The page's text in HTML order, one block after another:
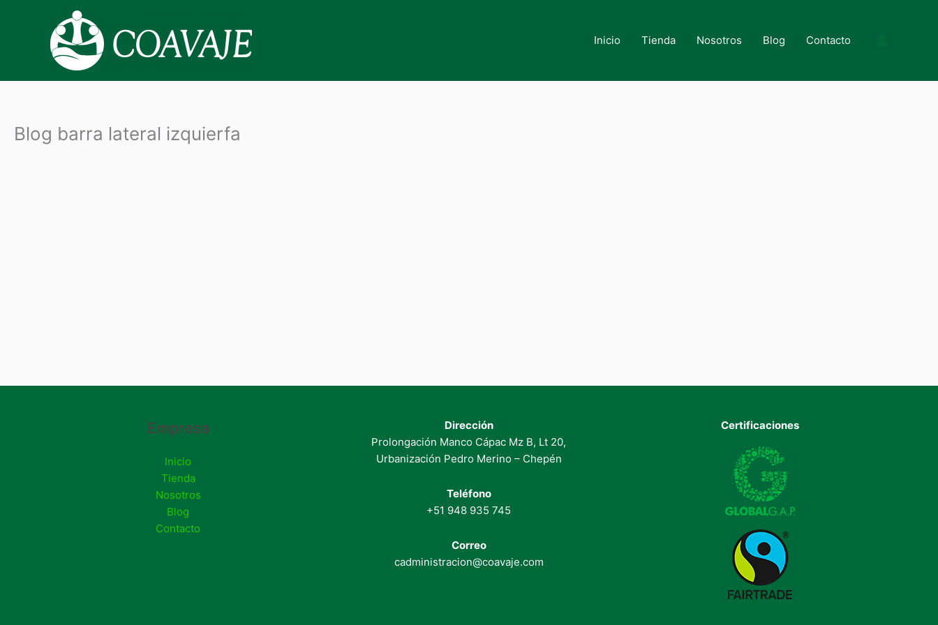
Inicio Tienda Nosotros Blog Contacto
Blog barra lateral izquierfa
Empresa
Inicio
Tienda
Nosotros
Blog
Contacto
Dirección
Prolongación Manco Cápac Mz B, Lt 20,
Urbanización Pedro Merino – Chepén
Teléfono
+51 948 935 745
Correo
cadministracion@coavaje.com
Certificaciones